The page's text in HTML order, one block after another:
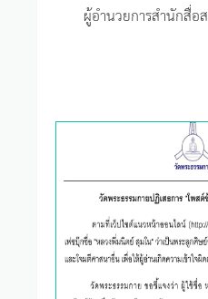
ผู้อำนวยการสำนักสื่อ